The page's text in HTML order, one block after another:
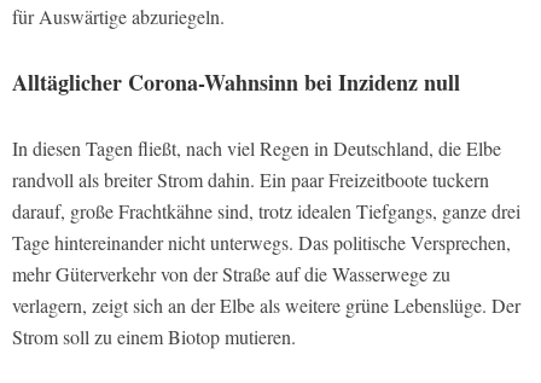
für Auswärtige abzuriegeln.
Alltäglicher Corona-Wahnsinn bei Inzidenz null
In diesen Tagen fließt, nach viel Regen in Deutschland, die Elbe
randvoll als breiter Strom dahin. Ein paar Freizeitboote tuckern
darauf, große Frachtkähne sind, trotz idealen Tiefgangs, ganze drei
Tage hintereinander nicht unterwegs. Das politische Versprechen,
mehr Güterverkehr von der Straße auf die Wasserwege zu
verlagern, zeigt sich an der Elbe als weitere grüne Lebenslüge. Der
Strom soll zu einem Biotop mutieren.